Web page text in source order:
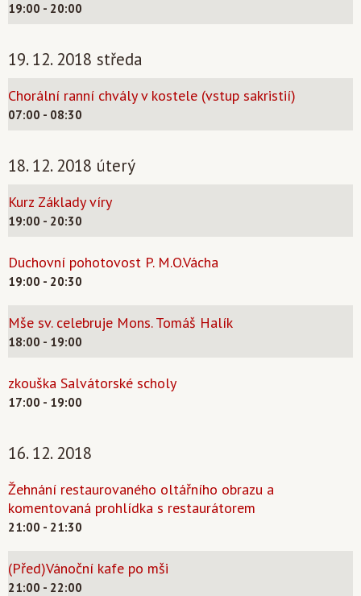
19:00 - 20:00
19. 12. 2018 středa
Chorální ranní chvály v kostele (vstup sakristií)
07:00 - 08:30
18. 12. 2018 úterý
Kurz Základy víry
19:00 - 20:30
Duchovní pohotovost P. M.O.Vácha
19:00 - 20:30
Mše sv. celebruje Mons. Tomáš Halík
18:00 - 19:00
zkouška Salvátorské scholy
17:00 - 19:00
16. 12. 2018
Žehnání restaurovaného oltářního obrazu a
komentovaná prohlídka s restaurátorem
21:00 - 21:30
(Před)Vánoční kafe po mši
21:00 - 22:00